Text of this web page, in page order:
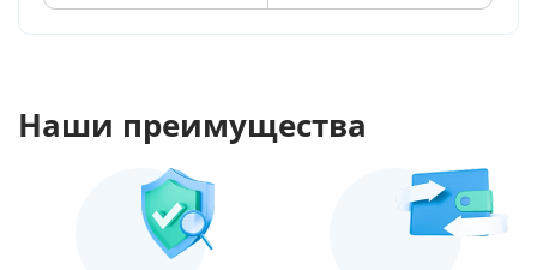
Наши преимущества